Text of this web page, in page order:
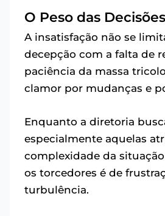
O Peso das
A insatisfação não se
decepção com a falta de
paciência da massa
clamor por mudanças e
Enquanto a diretoria
especialmente aquelas
complexidade da
os torcedores é de
turbulência.